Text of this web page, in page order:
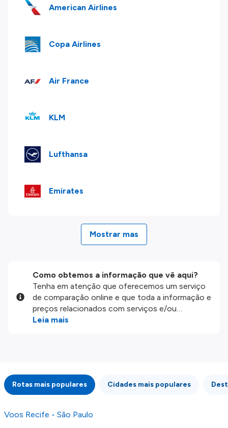
American Airlines
Copa Airlines
Air France
KLM
Lufthansa
Emirates
Mostrar mas
Como obtemos a informação que vê aqui?
Tenha em atenção que oferecemos um serviço
de comparação online e que toda a informação e
preços relacionados com serviços e/ou
produtos disponíveis no nosso website são
integridade ou pela precisão da informação
publicada, por isso verifique com atenção todas
as condições no website do parceiro antes de
os nossos Termos e Condições
Leia mais
Rotas mais populares Cidades mais populares
Voos Recife - São Paulo